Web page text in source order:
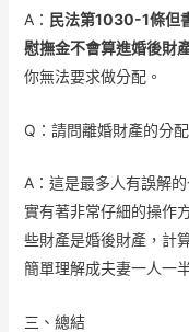
A： 民法第1030-1條但
慰撫金不會算進婚後財
你無法要求做分配。
Q：請問離婚財產的分
A：這是最多人有誤解
實有著非常仔細的操作
些財產是婚後財產，計
簡單理解成夫妻一人一
三、總結